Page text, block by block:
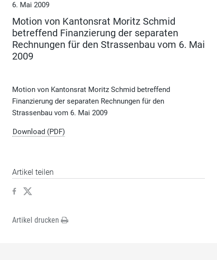
6. Mai 2009
Motion von Kantonsrat Moritz Schmid
betreffend Finanzierung der separaten
Rechnungen für den Strassenbau vom 6. Mai
2009
Motion von Kantonsrat Moritz Schmid betreffend
Finanzierung der separaten Rechnungen für den
Strassenbau vom 6. Mai 2009
Download (PDF)
Artikel teilen
Artikel drucken